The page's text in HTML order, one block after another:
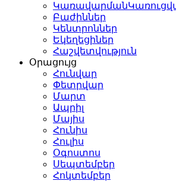
Բաժիններ
Կենտրոններ
Եկեղեցիներ
Հաշվետվություն
Օրացույց
Հունվար
Փետրվար
Մարտ
Ապրիլ
Մայիս
Հունիս
Հուլիս
Օգոստոս
Սեպտեմբեր
Հոկտեմբեր